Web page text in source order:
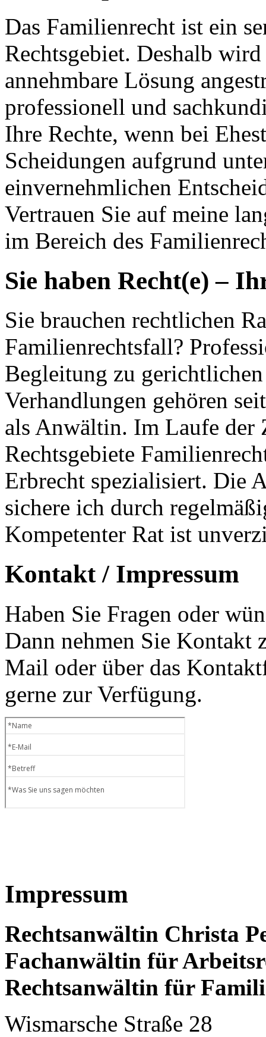
Das Familienrecht ist ein
Rechtsgebiet. Deshalb
annehmbare Lösung
professionell und
Ihre Rechte, wenn bei
Scheidungen aufgrund
einvernehmlichen
Vertrauen Sie auf meine
im Bereich des
Sie haben Recht(e) –
Sie brauchen rechtlichen
Familienrechtsfall?
Begleitung zu
Verhandlungen gehören
als Anwältin. Im Laufe der
Rechtsgebiete
Erbrecht spezialisiert. Die
sichere ich durch
Kompetenter Rat ist
Kontakt / Impressum
Haben Sie Fragen oder
Dann nehmen Sie Kontakt
Mail oder über das
gerne zur Verfügung.
Impressum
Rechtsanwältin Christa
Fachanwältin für
Rechtsanwältin für
Wismarsche Straße 28